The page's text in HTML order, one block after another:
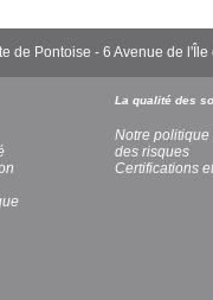
de Pontoise - 6 Avenue de
La qualité des
Notre politique
des risques
Certifications